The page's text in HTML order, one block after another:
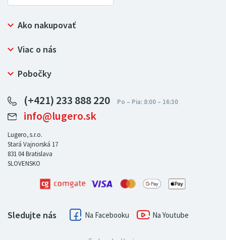
Ako nakupovať
Prečo nakupovať u LUGERO
Ochrana osobných údajov
Viac o nás
Bezpečný nákup
Certifikát NATUR-PACK
Pre predajcov
Pobočky
LUGERO Nemecko
LUGERO Česká republika
LUGERO Maďarsko
LUGERO Rakousko
(+421) 233 888 220
info@lugero.sk
Lugero, s.r.o.
Stará Vajnorská 17
831 04Bratislava
SLOVENSKO
Sledujte nás Facebook Youtube